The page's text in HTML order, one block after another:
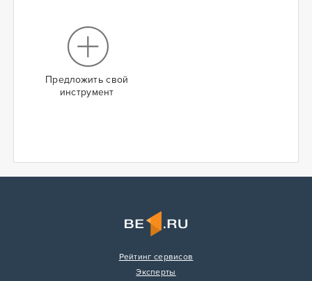
Предложить свой
инструмент
Рейтинг сервисов
Эксперты